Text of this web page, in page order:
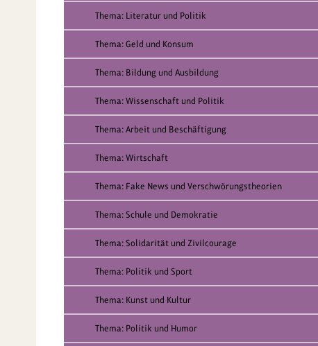
Thema: Literatur und Politik
Thema: Geld und Konsum
Thema: Bildung und Ausbildung
Thema: Wissenschaft und Politik
Thema: Arbeit und Beschäftigung
Thema: Wirtschaft
Thema: Fake News und Verschwörungstheorien
Thema: Schule und Demokratie
Thema: Solidarität und Zivilcourage
Thema: Politik und Sport
Thema: Kunst und Kultur
Thema: Politik und Humor